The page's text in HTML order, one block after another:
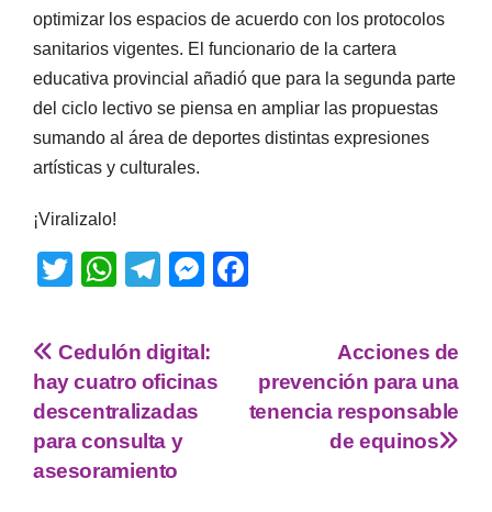
optimizar los espacios de acuerdo con los protocolos
sanitarios vigentes. El funcionario de la cartera
educativa provincial añadió que para la segunda parte
del ciclo lectivo se piensa en ampliar las propuestas
sumando al área de deportes distintas expresiones
artísticas y culturales.
¡Viralizalo!
T
tt
er
W
at
s
A
p
p
T
e
gr
a
m
M
ss
e
e
b
Acciones de
prevención para una
tenencia responsable
de equinos
Cedulón digital:
hay cuatro oficinas
descentralizadas
para consulta y
asesoramiento